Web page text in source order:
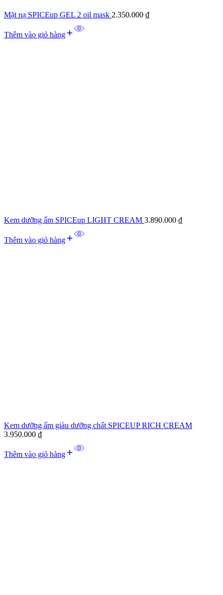
Mặt nạ SPICEup GEL 2 oil mask 2.350.000 ₫
Thêm vào giỏ hàng
Kem dưỡng ẩm SPICEup LIGHT CREAM 3.890.000 ₫
Thêm vào giỏ hàng
Kem dưỡng ẩm giàu dưỡng chất SPICEUP RICH CREAM
3.950.000 ₫
Thêm vào giỏ hàng